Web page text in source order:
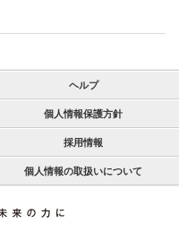
ヘルプ
個人情報保護方針
採用情報
個人情報の取扱いについて